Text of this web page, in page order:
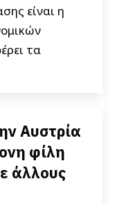
είναι η
τα
Αυστρία
φίλη
άλλους